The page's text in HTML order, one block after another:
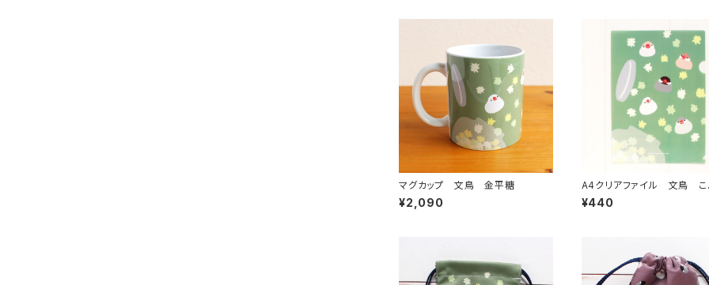
マグカップ 文鳥 金平糖
¥2,090
A4クリアファイル 文鳥 こ
いとう
¥440